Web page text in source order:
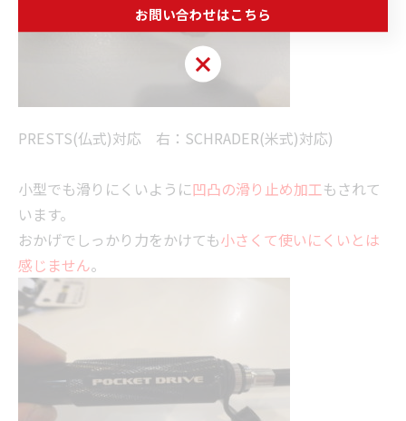
PRESTS(仏式)対応 右：SCHRADER(米式)対応)
小型でも滑りにくいように凹凸の滑り止め加工もされて
います。
おかげでしっかり力をかけても小さくて使いにくいとは
感じません。
お問い合わせはこちら
お問い合わせはこちら